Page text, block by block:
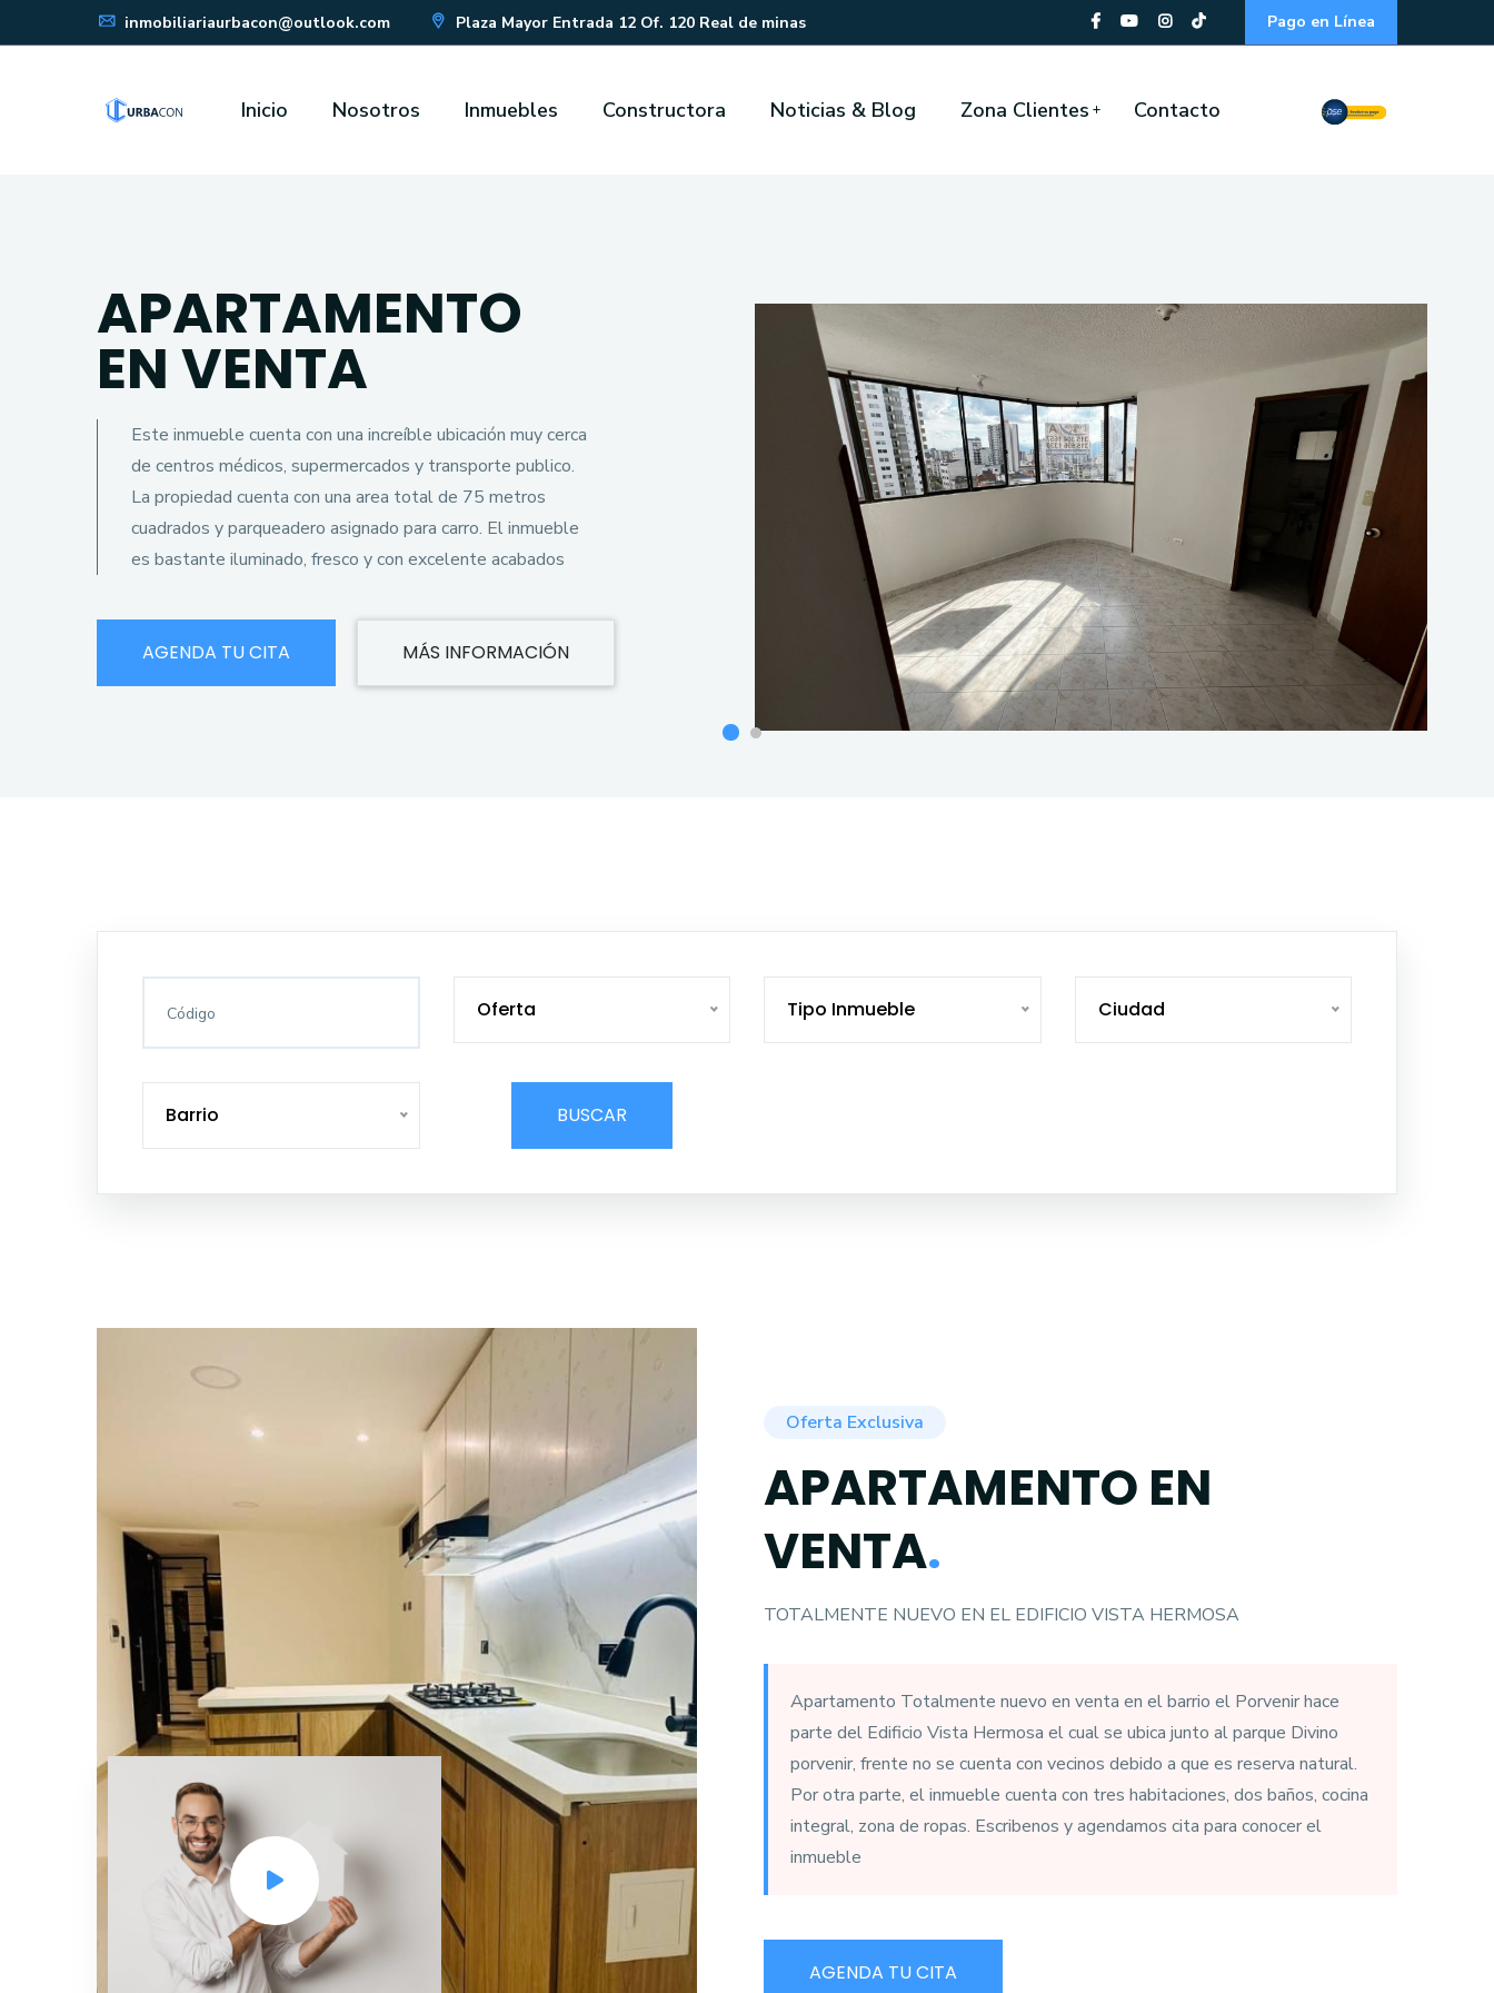
inmobiliariaurbacon@outlook.com Plaza Mayor Entrada 12 Of. 120 Real de minas Pago en Línea
Inicio Nosotros Inmuebles Constructora Noticias & Blog Zona Clientes Contacto
APARTAMENTO
EN VENTA
Este inmueble cuenta con una increí­ble ubicación muy cerca
de centros médicos, supermercados y transporte publico.
La propiedad cuenta con una area total de 75 metros
cuadrados y parqueadero asignado para carro. El inmueble
es bastante iluminado, fresco y con excelente acabados
AGENDA TU CITA MÁS INFORMACIÓN
Oferta Tipo Inmueble Ciudad
Barrio BUSCAR
Oferta Exclusiva
APARTAMENTO EN
VENTA.
TOTALMENTE NUEVO EN EL EDIFICIO VISTA HERMOSA
Apartamento Totalmente nuevo en venta en el barrio el Porvenir hace
parte del Edificio Vista Hermosa el cual se ubica junto al parque Divino
porvenir, frente no se cuenta con vecinos debido a que es reserva natural.
Por otra parte, el inmueble cuenta con tres habitaciones, dos baños, cocina
integral, zona de ropas. Escribenos y agendamos cita para conocer el
inmueble
AGENDA TU CITA